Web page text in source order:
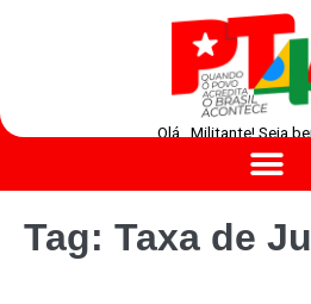
Olá , Militante! Seja
Tag: Taxa de